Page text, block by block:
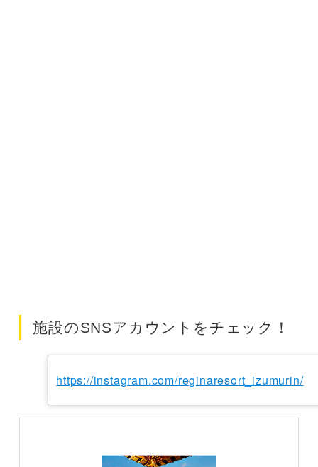
施設のSNSアカウントをチェック！
https://instagram.com/reginaresort_izumurin/